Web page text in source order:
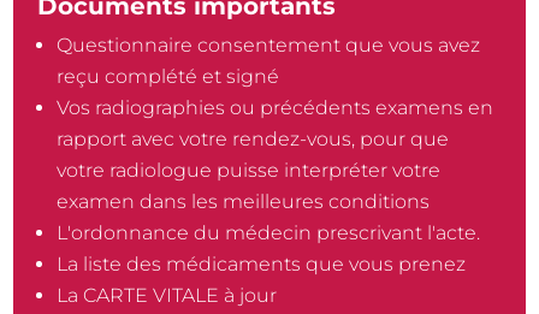
Documents importants
Questionnaire consentement que vous avez
reçu complété et signé
Vos radiographies ou précédents examens en
rapport avec votre rendez-vous, pour que
votre radiologue puisse interpréter votre
examen dans les meilleures conditions
L'ordonnance du médecin prescrivant l'acte.
La liste des médicaments que vous prenez
La CARTE VITALE à jour